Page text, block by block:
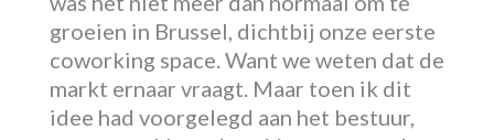
groeien in Brussel, dichtbij onze eerste
coworking space. Want we weten dat de
markt ernaar vraagt. Maar toen ik dit
idee had voorgelegd aan het bestuur,